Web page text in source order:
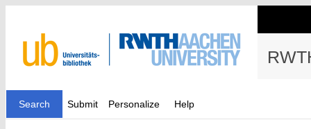
Search Submit Personalize Help